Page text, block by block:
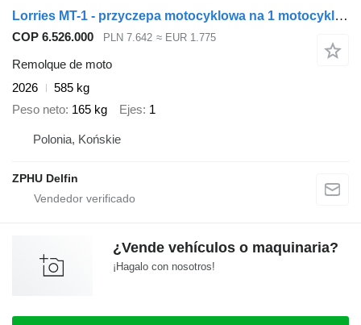
Lorries MT-1 - przyczepa motocyklowa na 1 motocykl + rowery
COP 6.526.000 PLN 7.642 ≈ EUR 1.775
Remolque de moto
2026
585 kg
Peso neto 165 kg Ejes 1
Polonia, Końskie
ZPHU Delfin
¿Vende vehículos o maquinaria?
¡Hagalo con nosotros!